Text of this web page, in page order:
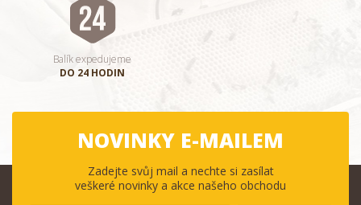
Balík expedujeme
DO 24 HODIN
NOVINKY E-MAILEM
Zadejte svůj mail a nechte si zasílat
veškeré novinky a akce našeho obchodu